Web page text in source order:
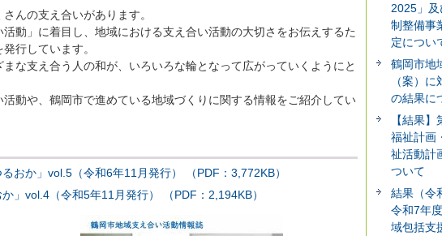
んの支え合いがあります。
動」に着目し、地域における支え合い活動の大切さをお伝えするた
行しています。
な支え合う人の和が、いろいろな輪となって広がっていくようにと
動や、鶴岡市で進めている地域づくりに関する情報をご紹介してい
おか」vol.5（令和6年11月発行） （PDF：3,772KB）
」vol.4（令和5年11月発行） （PDF：2,194KB）
2025」
制整備事
定につい
鶴岡市地
（案）
の結果に
【結果
福祉計画
祉活動計
ついて
結果（令
令和7年
域包括支